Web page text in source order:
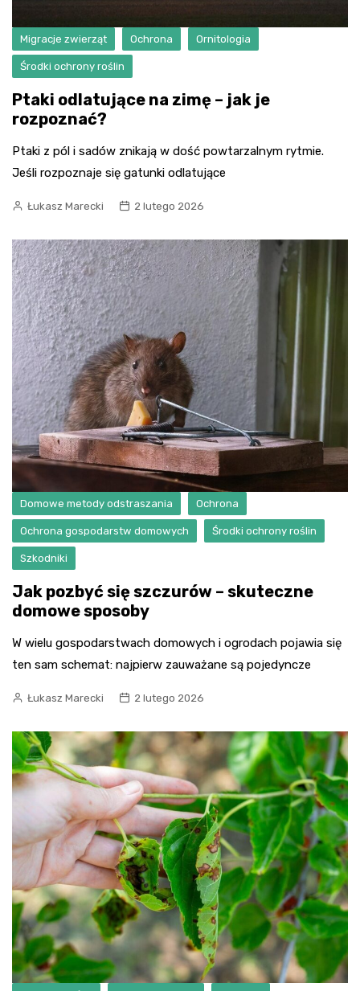
Migracje zwierząt Ochrona Ornitologia
Środki ochrony roślin
Ptaki odlatujące na zimę – jak je
rozpoznać?
Ptaki z pól i sadów znikają w dość powtarzalnym rytmie.
Jeśli rozpoznaje się gatunki odlatujące
Łukasz Marecki 2 lutego 2026
Domowe metody odstraszania Ochrona
Ochrona gospodarstw domowych Środki ochrony roślin
Szkodniki
Jak pozbyć się szczurów – skuteczne
domowe sposoby
W wielu gospodarstwach domowych i ogrodach pojawia się
ten sam schemat: najpierw zauważane są pojedyncze
Łukasz Marecki 2 lutego 2026